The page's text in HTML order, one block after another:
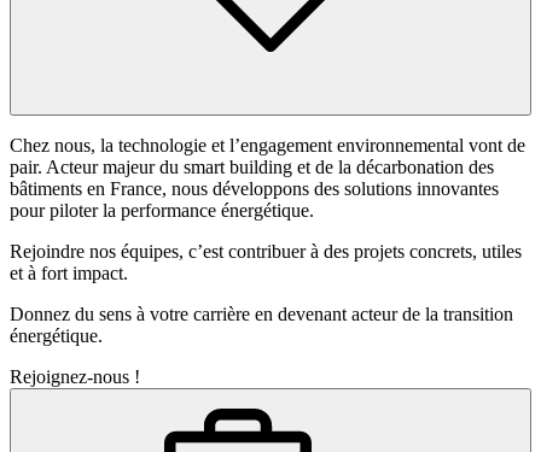
Chez nous, la technologie et l’engagement environnemental vont de
pair. Acteur majeur du smart building et de la décarbonation des
bâtiments en France, nous développons des solutions innovantes
pour piloter la performance énergétique.
Rejoindre nos équipes, c’est contribuer à des projets concrets, utiles
et à fort impact.
Donnez du sens à votre carrière en devenant acteur de la transition
énergétique.
Rejoignez-nous !